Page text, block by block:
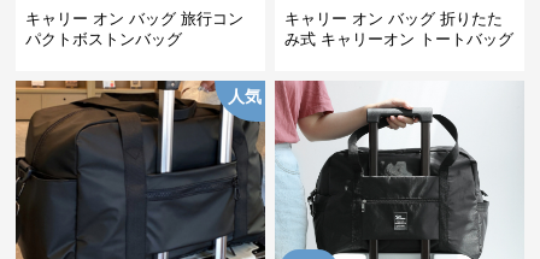
キャリー オン バッグ 旅行コン
パクトボストンバッグ
キャリー オン バッグ 折りたた
み式 キャリーオン トートバッグ
人気